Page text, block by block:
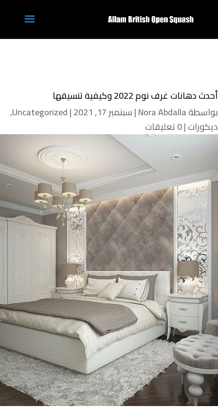
أحدث دهانات غرف نوم 2022 وكيفية تنسيقها
بواسطةNora Abdalla
|سبتمبر 17, 2021 |
Uncategorized
,
ديكورات|0 تعليقات